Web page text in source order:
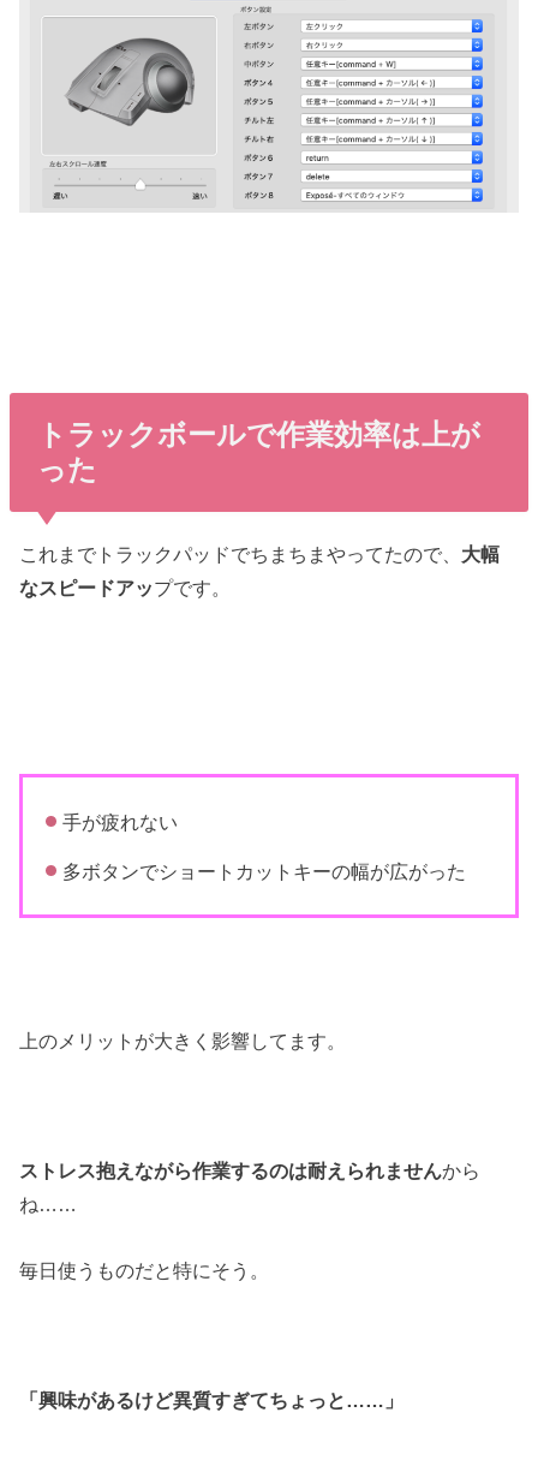
トラックボールで作業効率は上が
った
これまでトラックパッドでちまちまやってたので、 大幅
なスピードアップです。
手が疲れない
多ボタンでショートカットキーの幅が広がった
上のメリットが大きく影響してます。
ストレス抱えながら作業するのは耐えられませんから
ね……
毎日使うものだと特にそう。
「興味があるけど異質すぎてちょっと……」